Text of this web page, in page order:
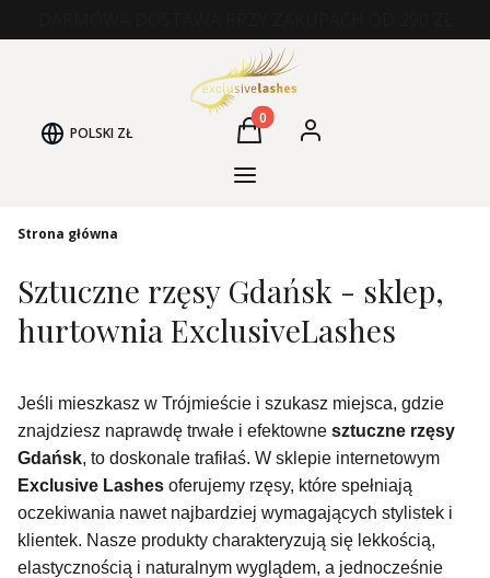
POLSKI ZŁ Produkty w koszyku: 0. Zobacz
Koszyk
Zaloguj się
Kategorie Produktów
Strona główna
Sztuczne rzęsy Gdańsk - sklep,
hurtownia ExclusiveLashes
Jeśli mieszkasz w Trójmieście i szukasz miejsca, gdzie
znajdziesz naprawdę trwałe i efektowne sztuczne rzęsy
Gdańsk, to doskonale trafiłaś. W sklepie internetowym
Exclusive Lashes oferujemy rzęsy, które spełniają
oczekiwania nawet najbardziej wymagających stylistek i
klientek. Nasze produkty charakteryzują się lekkością,
elastycznością i naturalnym wyglądem, a jednocześnie